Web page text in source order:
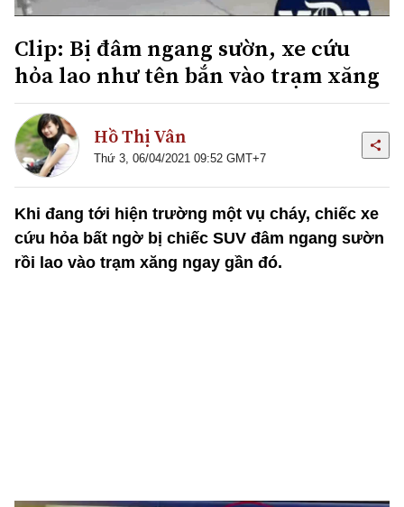
Clip: Bị đâm ngang sườn, xe cứu
hỏa lao như tên bắn vào trạm xăng
Hồ Thị Vân
Thứ 3, 06/04/2021 09:52 GMT+7
Khi đang tới hiện trường một vụ cháy, chiếc xe
cứu hỏa bất ngờ bị chiếc SUV đâm ngang sườn
rồi lao vào trạm xăng ngay gần đó.